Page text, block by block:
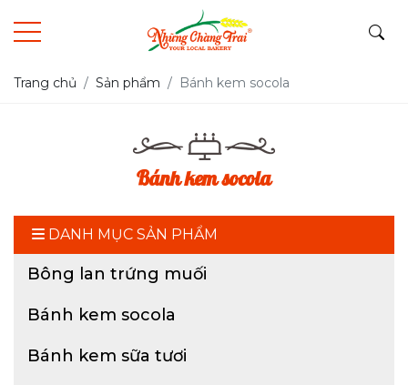
Trang chủ Sản phẩm Bánh kem socola
Bánh kem socola
DANH MỤC SẢN PHẨM
Bông lan trứng muối
Bánh kem socola
Bánh kem sữa tươi